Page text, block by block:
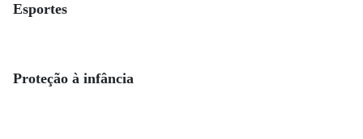
Esportes
Proteção à infância